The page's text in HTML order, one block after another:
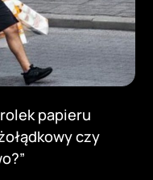
papieru
czy